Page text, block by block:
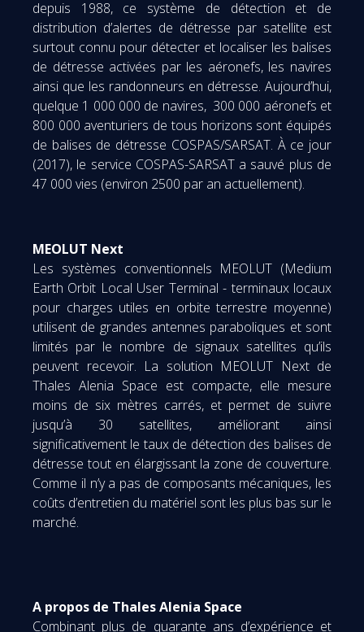
depuis 1988, ce système de détection et de
distribution d’alertes de détresse par satellite est
surtout connu pour détecter et localiser les balises
de détresse activées par les aéronefs, les navires
ainsi que les randonneurs en détresse. Aujourd’hui,
quelque 1 000 000 de navires, 300 000 aéronefs et
800 000 aventuriers de tous horizons sont équipés
de balises de détresse COSPAS/SARSAT. À ce jour
(2017), le service COSPAS-SARSAT a sauvé plus de
47 000 vies (environ 2500 par an actuellement).
MEOLUT Next
Les systèmes conventionnels MEOLUT (Medium
Earth Orbit Local User Terminal - terminaux locaux
pour charges utiles en orbite terrestre moyenne)
utilisent de grandes antennes paraboliques et sont
limités par le nombre de signaux satellites qu’ils
peuvent recevoir. La solution MEOLUT Next de
Thales Alenia Space est compacte, elle mesure
moins de six mètres carrés, et permet de suivre
jusqu’à 30 satellites, améliorant ainsi
significativement le taux de détection des balises de
détresse tout en élargissant la zone de couverture.
Comme il n’y a pas de composants mécaniques, les
coûts d’entretien du matériel sont les plus bas sur le
marché.
A propos de Thales Alenia Space
Combinant plus de quarante ans d’expérience et